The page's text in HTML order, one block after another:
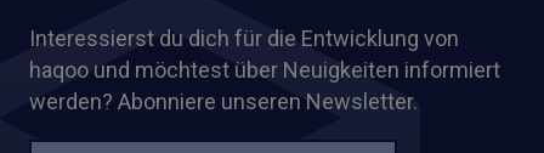
Interessierst du dich für die Entwicklung von
haqoo und möchtest über Neuigkeiten informiert
werden? Abonniere unseren Newsletter.